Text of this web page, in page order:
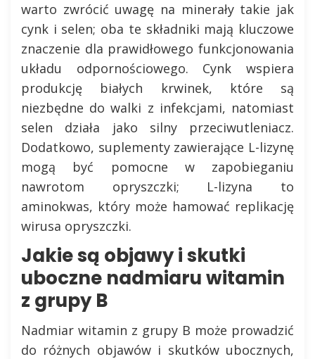
warto zwrócić uwagę na minerały takie jak
cynk i selen; oba te składniki mają kluczowe
znaczenie dla prawidłowego funkcjonowania
układu odpornościowego. Cynk wspiera
produkcję białych krwinek, które są
niezbędne do walki z infekcjami, natomiast
selen działa jako silny przeciwutleniacz.
Dodatkowo, suplementy zawierające L-lizynę
mogą być pomocne w zapobieganiu
nawrotom opryszczki; L-lizyna to
aminokwas, który może hamować replikację
wirusa opryszczki.
Jakie są objawy i skutki
uboczne nadmiaru witamin
z grupy B
Nadmiar witamin z grupy B może prowadzić
do różnych objawów i skutków ubocznych,